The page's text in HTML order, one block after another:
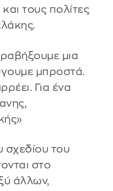
τους πολίτες
μια
μπροστά.
Για ένα
σχεδίου του
στο
άλλων,